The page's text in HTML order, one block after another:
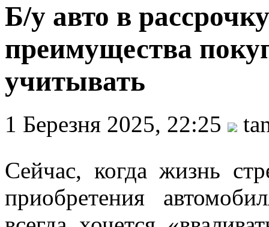
Б/у авто в
преимущества
учитывать
1 Березня 2025, 22:25
Сейчас, когда жизнь
приобретения